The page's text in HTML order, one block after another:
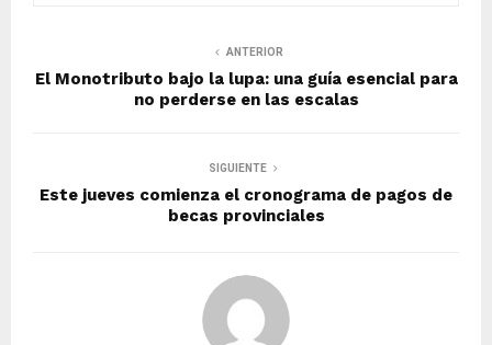
ANTERIOR
El Monotributo bajo la lupa: una guía esencial para
no perderse en las escalas
SIGUIENTE
Este jueves comienza el cronograma de pagos de
becas provinciales